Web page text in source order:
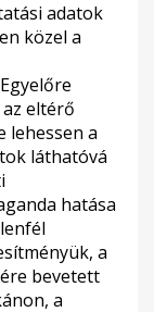
adatok
közel a
Egyelőre
eltérő
lehessen a
láthatóvá
hatása
a
bevetett
a